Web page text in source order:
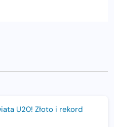
U20! Złoto i rekord